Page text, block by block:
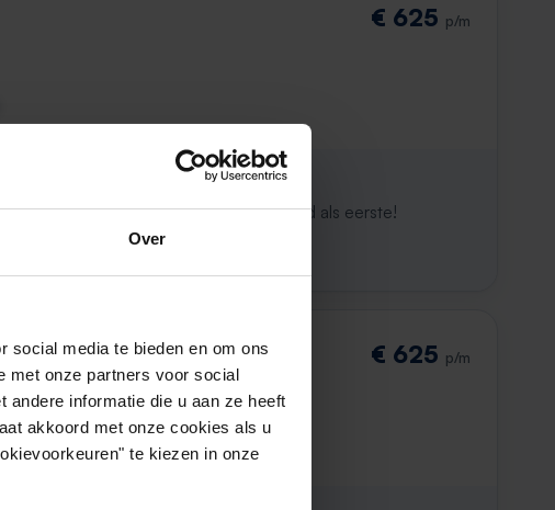
Over
social media te bieden en om ons
met onze partners voor social
informatie die u aan ze heeft
akkoord met onze cookies als u
te kiezen in onze
€ 625 p/m
kans te maken. Met Rent.nl ben je altijd als eerste!
€ 625 p/m